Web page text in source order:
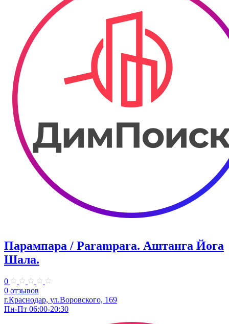
Парампара / Parampara. Аштанга Йога
Шала.
0
0 отзывов
г.Краснодар, ул.Воровского, 169
Пн-Пт 06:00-20:30